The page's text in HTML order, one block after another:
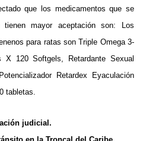
que los medicamentos que se
mayor aceptación son: Los
para ratas son Triple Omega 3-
120 Softgels, Retardante Sexual
Retardex Eyaculación
tabletas.
judicial.